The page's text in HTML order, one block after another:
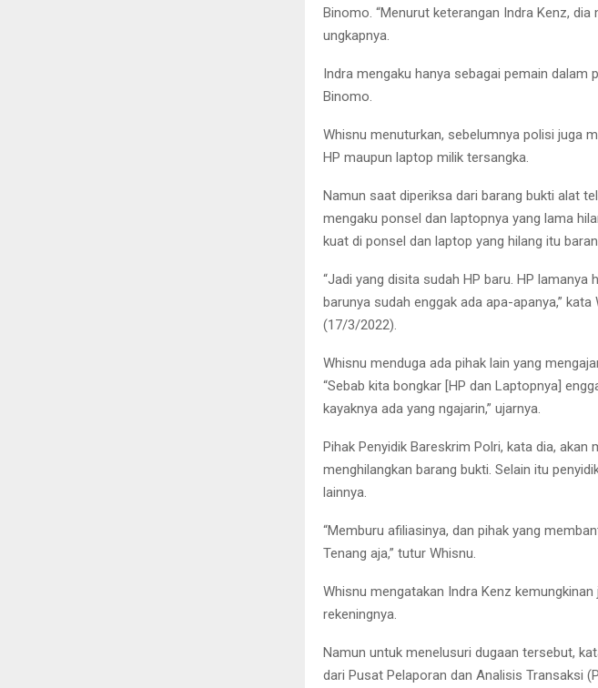
Binomo. “Menurut keterangan Indra Kenz,
ungkapnya.
Indra mengaku hanya sebagai pemain dalam
Binomo.
Whisnu menuturkan, sebelumnya polisi juga
HP maupun laptop milik tersangka.
Namun saat diperiksa dari barang bukti alat
mengaku ponsel dan laptopnya yang lama
kuat di ponsel dan laptop yang hilang itu
“Jadi yang disita sudah HP baru. HP lamanya
barunya sudah enggak ada apa-apanya,”
(17/3/2022).
Whisnu menduga ada pihak lain yang
“Sebab kita bongkar [HP dan Laptopnya]
kayaknya ada yang ngajarin,” ujarnya.
Pihak Penyidik Bareskrim Polri, kata dia,
menghilangkan barang bukti. Selain itu
lainnya.
“Memburu afiliasinya, dan pihak yang
Tenang aja,” tutur Whisnu.
Whisnu mengatakan Indra Kenz
rekeningnya.
Namun untuk menelusuri dugaan tersebut,
dari Pusat Pelaporan dan Analisis Transaksi